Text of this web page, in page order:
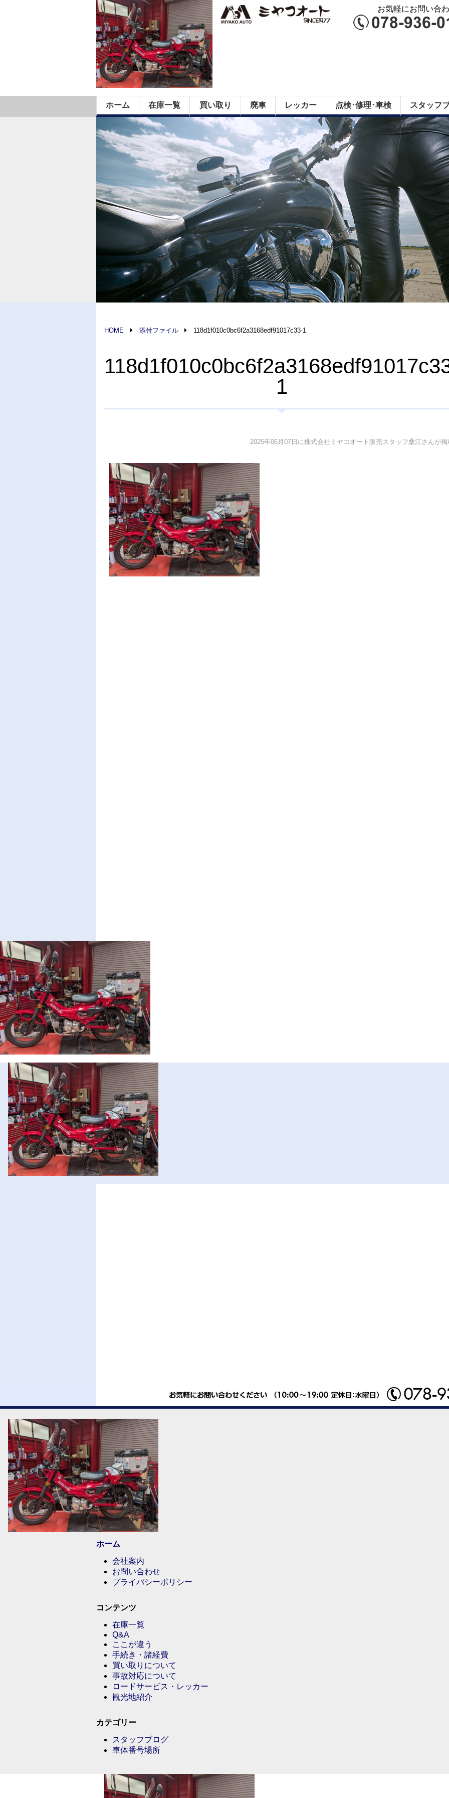
お気軽にお問い合
ホーム 在庫一覧 買い取り 廃車 レッカー 点検･修理･車検 スタッフ
HOME 添付ファイル 118d1f010c0bc6f2a3168edf91017c33-1
1
2025年06月07日に株式会社ミヤコオート販売スタッフ桑江さんが掲
ホーム
会社案内
お問い合わせ
プライバシーポリシー
コンテンツ
在庫一覧
Q&A
ここが違う
手続き・諸経費
買い取りについて
事故対応について
ロードサービス・レッカー
観光地紹介
カテゴリー
スタッフブログ
車体番号場所